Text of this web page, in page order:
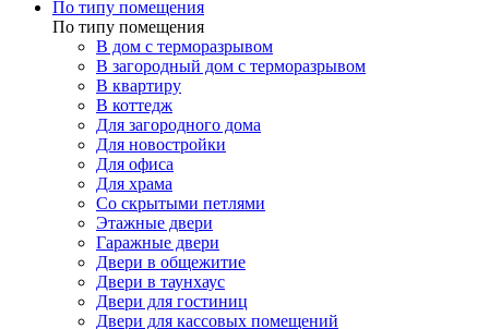
По типу помещения
По типу помещения
В дом с терморазрывом
В загородный дом с терморазрывом
В квартиру
В коттедж
Для загородного дома
Для новостройки
Для офиса
Для храма
Со скрытыми петлями
Этажные двери
Гаражные двери
Двери в общежитие
Двери в таунхаус
Двери для гостиниц
Двери для кассовых помещений